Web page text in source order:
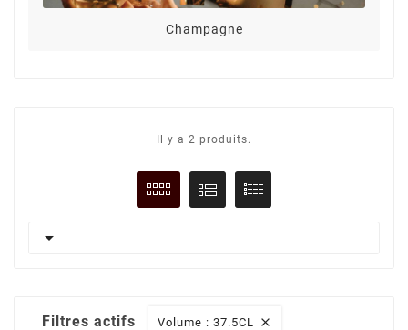
Champagne
Il y a 2 produits.

Filtres actifs Volume : 37.5CL 